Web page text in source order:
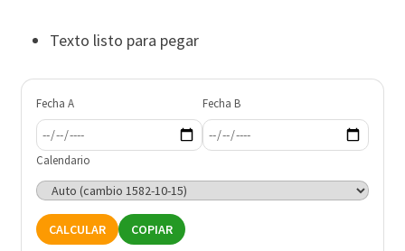
Texto listo para pegar
Fecha A Fecha B
Calendario
CALCULAR COPIAR